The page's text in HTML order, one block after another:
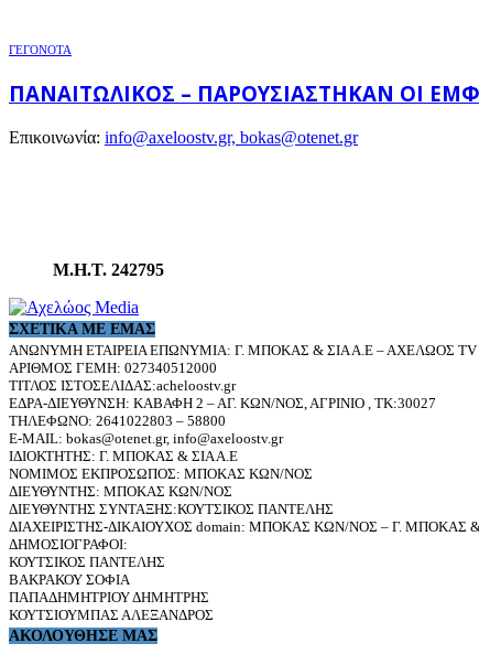
ΓΕΓΟΝΟΤΑ
ΠΑΝΑΙΤΩΛΙΚΌΣ – ΠΑΡΟΥΣΙΆΣΤΗΚΑΝ ΟΙ
Επικοινωνία: info@axeloostv.gr, bokas@otenet.gr
Μ.Η.Τ. 242795
ΣΧΕΤΙΚΆ ΜΕ ΕΜΆΣ
ΑΝΩΝΥΜΗ ΕΤΑΙΡΕΙΑ ΕΠΩΝΥΜΙΑ: Γ. ΜΠΟΚΑΣ & ΣΙΑ Α.Ε – ΑΧΕΛΩΟΣ TV
ΑΡΙΘΜΟΣ ΓΕΜΗ: 027340512000
ΤΙΤΛΟΣ ΙΣΤΟΣΕΛΙΔΑΣ:acheloostv.gr
ΕΔΡΑ-ΔΙΕΥΘΥΝΣΗ: ΚΑΒΑΦΗ 2 – ΑΓ. ΚΩΝ/ΝΟΣ, ΑΓΡΙΝΙΟ , ΤΚ:30027
ΤΗΛΕΦΩΝΟ: 2641022803 – 58800
E-MAIL: bokas@otenet.gr, info@axeloostv.gr
ΙΔΙΟΚΤΗΤΗΣ: Γ. ΜΠΟΚΑΣ & ΣΙΑ Α.Ε
ΝΟΜΙΜΟΣ ΕΚΠΡΟΣΩΠΟΣ: ΜΠΟΚΑΣ ΚΩΝ/ΝΟΣ
ΔΙΕΥΘΥΝΤΗΣ: ΜΠΟΚΑΣ ΚΩΝ/ΝΟΣ
ΔΙΕΥΘΥΝΤΗΣ ΣΥΝΤΑΞΗΣ:ΚΟΥΤΣΙΚΟΣ ΠΑΝΤΕΛΗΣ
ΔΙΑΧΕΙΡΙΣΤΗΣ-ΔΙΚΑΙΟΥΧΟΣ domain: ΜΠΟΚΑΣ ΚΩΝ/ΝΟΣ – Γ. ΜΠΟΚΑΣ &
ΔΗΜΟΣΙΟΓΡΑΦΟΙ:
ΚΟΥΤΣΙΚΟΣ ΠΑΝΤΕΛΗΣ
ΒΑΚΡΑΚΟΥ ΣΟΦΙΑ
ΠΑΠΑΔΗΜΗΤΡΙΟΥ ΔΗΜΗΤΡΗΣ
ΚΟΥΤΣΙΟΥΜΠΑΣ ΑΛΕΞΑΝΔΡΟΣ
ΑΚΟΛΟΥΘΗΣΕ ΜΑΣ